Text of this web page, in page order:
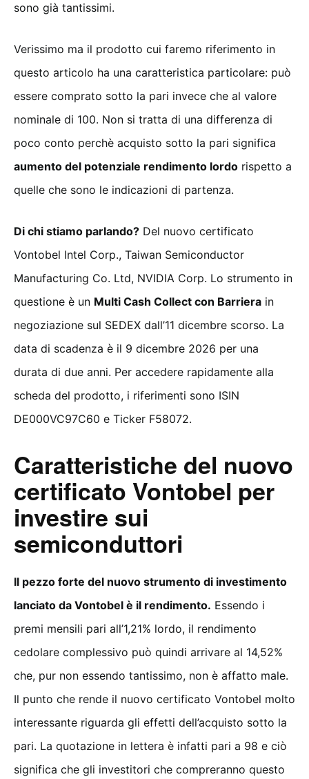
sono già tantissimi.
Verissimo ma il prodotto cui faremo riferimento in
questo articolo ha una caratteristica particolare: può
essere comprato sotto la pari invece che al valore
nominale di 100. Non si tratta di una differenza di
poco conto perchè acquisto sotto la pari significa
aumento del potenziale rendimento lordo rispetto a
quelle che sono le indicazioni di partenza.
Di chi stiamo parlando? Del nuovo certificato
Vontobel Intel Corp., Taiwan Semiconductor
Manufacturing Co. Ltd, NVIDIA Corp. Lo strumento in
questione è un Multi Cash Collect con Barriera in
negoziazione sul SEDEX dall’11 dicembre scorso. La
data di scadenza è il 9 dicembre 2026 per una
durata di due anni. Per accedere rapidamente alla
scheda del prodotto, i riferimenti sono ISIN
DE000VC97C60 e Ticker F58072.
Caratteristiche del nuovo
certificato Vontobel per
investire sui
semiconduttori
Il pezzo forte del nuovo strumento di investimento
lanciato da Vontobel è il rendimento. Essendo i
premi mensili pari all’1,21% lordo, il rendimento
cedolare complessivo può quindi arrivare al 14,52%
che, pur non essendo tantissimo, non è affatto male.
Il punto che rende il nuovo certificato Vontobel molto
interessante riguarda gli effetti dell’acquisto sotto la
pari. La quotazione in lettera è infatti pari a 98 e ciò
significa che gli investitori che compreranno questo